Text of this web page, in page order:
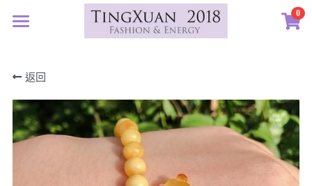
0
定製藝廊
許願首飾
客訂圖集
系列設計
01｜星球羈絆
02｜夏戀女神
定製表單
返回
×
商品分類
所有商品分類
×
部落格分類
所有博客分類
生日紀念
畢業祝福